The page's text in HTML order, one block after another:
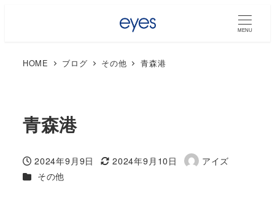
MENU
HOME ブログ その他 青森港
青森港
投稿日
2024年9月9日
更新日
2024年9月10日
著
アイズ
カテゴリー
その他